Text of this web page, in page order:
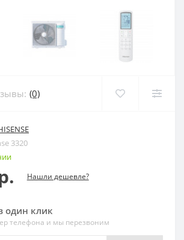
(0)
3320
Нашли дешевле?
один клик
телефона и мы перезвоним